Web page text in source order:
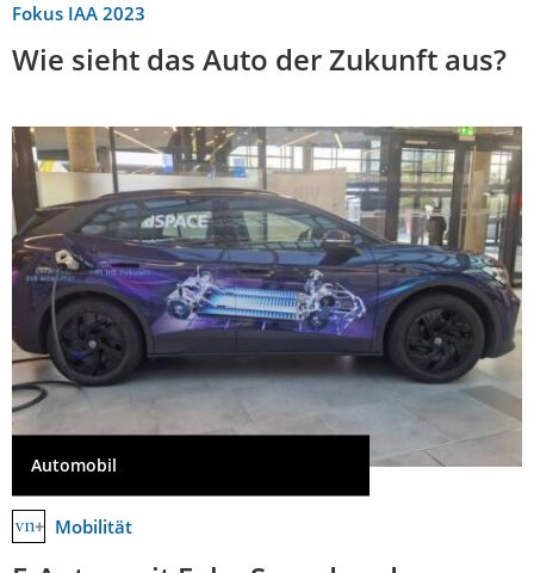
Fokus IAA 2023
Wie sieht das Auto der Zukunft aus?
Automobil
Mobilität